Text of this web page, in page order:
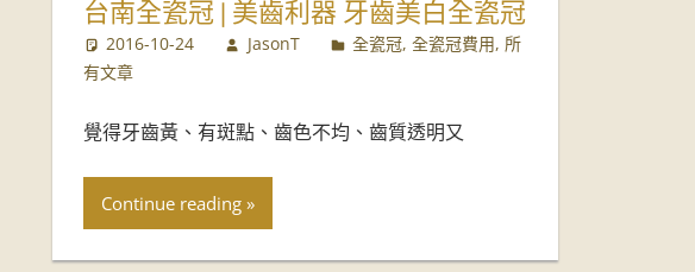
推
薦
台南全瓷冠 | 美齒利器 牙齒美白全瓷冠
2016-10-24 JasonT 全瓷冠,全瓷冠費用, 所
有文章
覺得牙齒黃、有斑點、齒色不均、齒質透明又
Continue reading